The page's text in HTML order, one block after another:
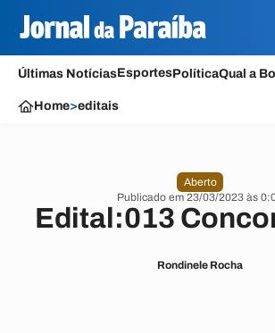
Últimas NotíciasEsportesPolíticaQual a
Home>editais
Aberto
Publicado em 23/03/2023 às
Edital:013
Rondinele Rocha